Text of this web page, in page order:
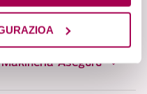
Aseguru